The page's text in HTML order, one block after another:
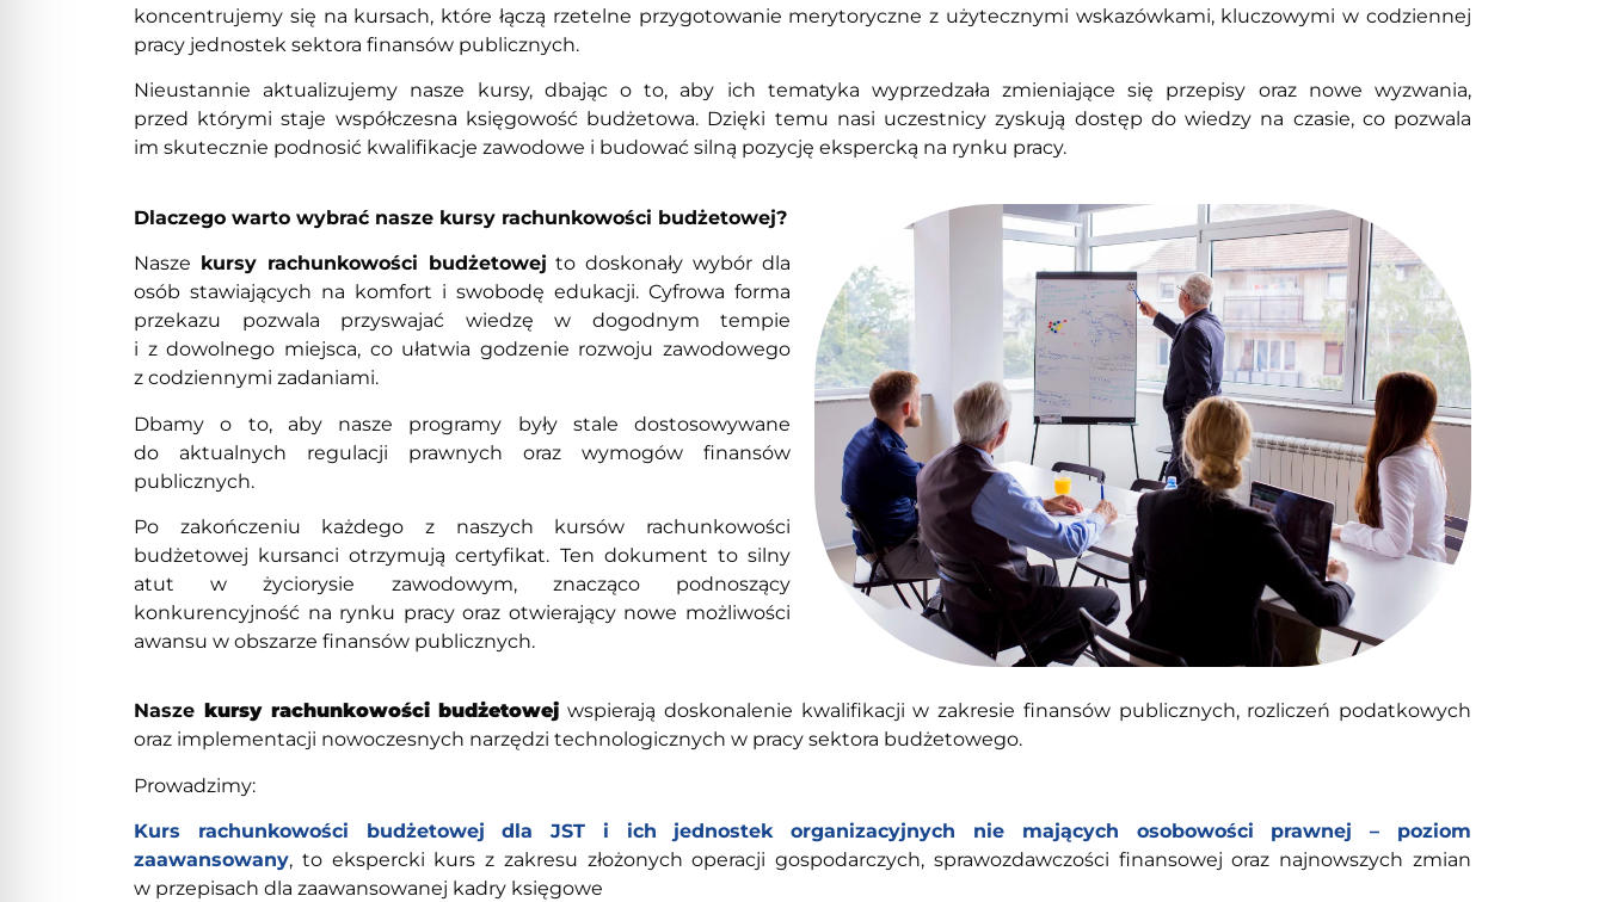
koncentrujemy się na kursach, które łączą rzetelne przygotowanie merytoryczne z użytecznymi wskazówkami, kluczowymi w codziennej
pracy jednostek sektora finansów publicznych.
Nieustannie aktualizujemy nasze kursy, dbając o to, aby ich tematyka wyprzedzała zmieniające się przepisy oraz nowe wyzwania,
przed którymi staje współczesna księgowość budżetowa. Dzięki temu nasi uczestnicy zyskują dostęp do wiedzy na czasie, co pozwala
im skutecznie podnosić kwalifikacje zawodowe i budować silną pozycję ekspercką na rynku pracy.
Dlaczego warto wybrać nasze kursy rachunkowości budżetowej?
Nasze kursy rachunkowości budżetowej to doskonały wybór dla
osób stawiających na komfort i swobodę edukacji. Cyfrowa forma
przekazu pozwala przyswajać wiedzę w dogodnym tempie
i z dowolnego miejsca, co ułatwia godzenie rozwoju zawodowego
z codziennymi zadaniami.
Dbamy o to, aby nasze programy były stale dostosowywane
do aktualnych regulacji prawnych oraz wymogów finansów
publicznych.
Po zakończeniu każdego z naszych kursów rachunkowości
budżetowej kursanci otrzymują certyfikat. Ten dokument to silny
atut w życiorysie zawodowym, znacząco podnoszący
konkurencyjność na rynku pracy oraz otwierający nowe możliwości
awansu w obszarze finansów publicznych.
Nasze kursy rachunkowości budżetowej wspierają doskonalenie kwalifikacji w zakresie finansów publicznych, rozliczeń podatkowych
oraz implementacji nowoczesnych narzędzi technologicznych w pracy sektora budżetowego.
Prowadzimy:
Kurs rachunkowości budżetowej dla JST i ich jednostek organizacyjnych nie mających osobowości prawnej – poziom
zaawansowany, to ekspercki kurs z zakresu złożonych operacji gospodarczych, sprawozdawczości finansowej oraz najnowszych zmian
w przepisach dla zaawansowanej kadry księgowe